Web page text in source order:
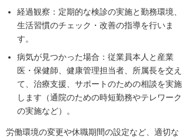
経過観察：定期的な検診の実施と勤務環境、
生活習慣のチェック・改善の指導を行いま
す。
病気が見つかった場合：従業員本人と産業
医・保健師、健康管理担当者、所属長を交え
て、治療支援、サポートのための相談を実施
します（通院のための時短勤務やテレワーク
の実施など）。
労働環境の変更や休職期間の設定など、適切な